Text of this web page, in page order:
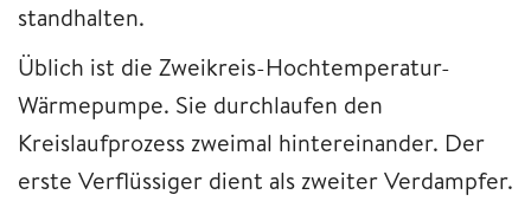
standhalten.
Üblich ist die Zweikreis-Hochtemperatur-
Wärmepumpe. Sie durchlaufen den
Kreislaufprozess zweimal hintereinander. Der
erste Verflüssiger dient als zweiter Verdampfer.